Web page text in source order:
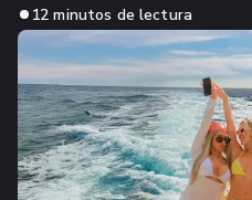
12 minutos de lectura